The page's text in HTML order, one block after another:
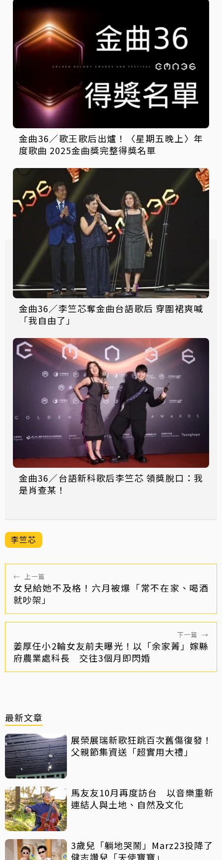
金曲36／歌王歌后出爐！〈星期五晚上〉年
度歌曲 2025金曲獎完整得獎名單
金曲36／李竺芯奪金曲台語歌后 穿圍裙爽喊
「我自由了」
金曲36／台語新科歌后李竺芯 領獎脫口：我
是肖查某！
李竺芯
← 上一篇
女兒給她不及格！六月被爆「常不在家、喝酒
就吵架」
下一篇 →
姜厚任小2輪女友前夫曝光！以「余家菁」嫁縣
府農業處科長 交往3個月即閃婚
最新文章
展榮展瑞新歌狂跳百次舊傷復發！
父親節集資送「超實用大禮」
馬友友10月再度訪台 以音樂重新
連結人與土地、自然及文化
3歲兒「躺地哭鬧」Marz23投降了
健志讚兒「天使寶寶」